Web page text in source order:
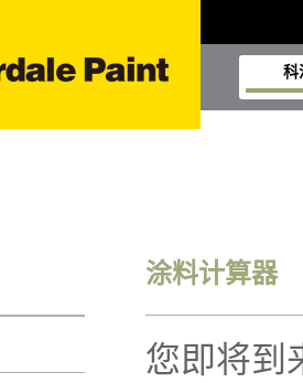
科
涂料计算器
您即将到